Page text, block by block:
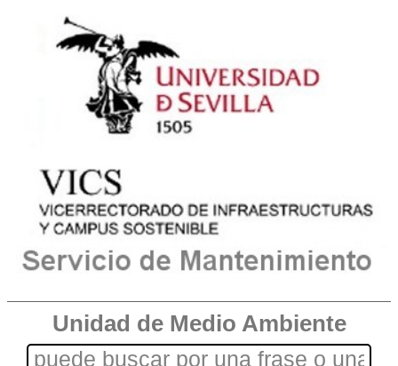
Unidad de Medio Ambiente